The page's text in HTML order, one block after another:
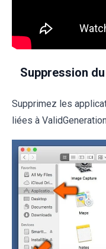
Suppression
Supprimez les
liées à